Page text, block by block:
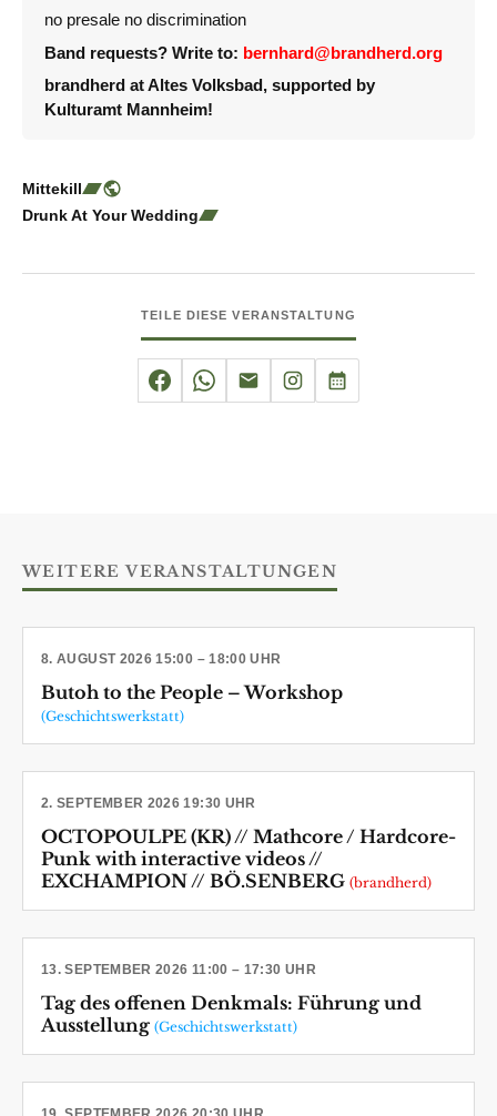
no presale no discrimination
Band requests? Write to: bernhard@brandherd.org
brandherd at Altes Volksbad, supported by
Kulturamt Mannheim!
Mittekill
Drunk At Your Wedding
TEILE DIESE VERANSTALTUNG
WEITERE VERANSTALTUNGEN
8. AUGUST 2026 15:00 – 18:00 UHR
Butoh to the People – Workshop
(Geschichtswerkstatt)
2. SEPTEMBER 2026 19:30 UHR
OCTOPOULPE (KR) // Mathcore / Hardcore-
Punk with interactive videos //
EXCHAMPION // BÖ.SENBERG (brandherd)
13. SEPTEMBER 2026 11:00 – 17:30 UHR
Tag des offenen Denkmals: Führung und
Ausstellung (Geschichtswerkstatt)